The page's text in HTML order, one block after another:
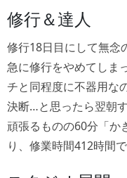
修行＆達人
修行18日目にして無念
急に修行をやめてしま
チと同程度に不器用な
決断…と思ったら翌朝
頑張るものの60分「か
り、修業時間412時間